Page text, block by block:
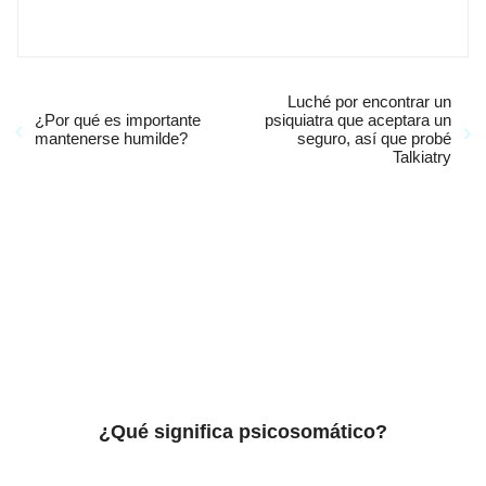
¿Por qué es importante
mantenerse humilde?
Luché por encontrar un
psiquiatra que aceptara un
seguro, así que probé
Talkiatry
¿Qué significa psicosomático?